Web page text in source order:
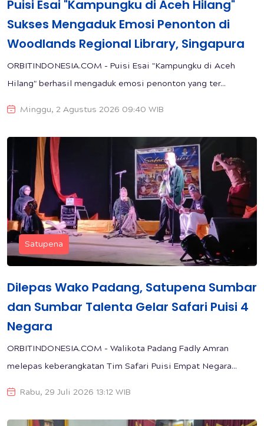
Puisi Esai "Kampungku di Aceh Hilang"
Sukses Mengaduk Emosi Penonton di
Woodlands Regional Library, Singapura
ORBITINDONESIA.COM - Puisi Esai "Kampungku di Aceh
Hilang" berhasil mengaduk emosi penonton yang ter...
Minggu, 2 Agustus 2026 09:40 WIB
Satupena
Dilepas Wako Padang, Satupena Sumbar
dan Sumbar Talenta Gelar Safari Puisi 4
Negara
ORBITINDONESIA.COM - Walikota Padang Fadly Amran
melepas keberangkatan Tim Safari Puisi Empat Negara...
Rabu, 29 Juli 2026 13:12 WIB